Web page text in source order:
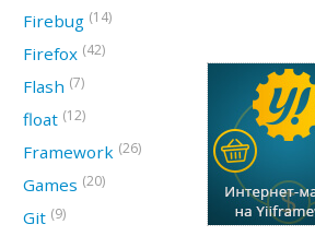
Firebug (14)
Firefox (42)
Flash (7)
float (12)
Framework (26)
Games (20)
Git (9)